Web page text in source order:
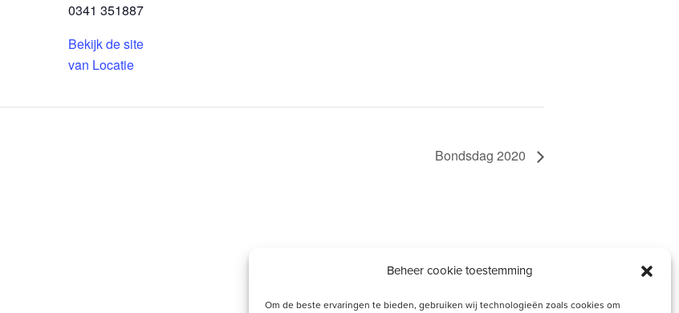
Beheer cookie toestemming
Om de beste ervaringen te bieden, gebruiken wij technologieën zoals cookies om
0341 351887
Bekijk de site
van Locatie
Bondsdag 2020